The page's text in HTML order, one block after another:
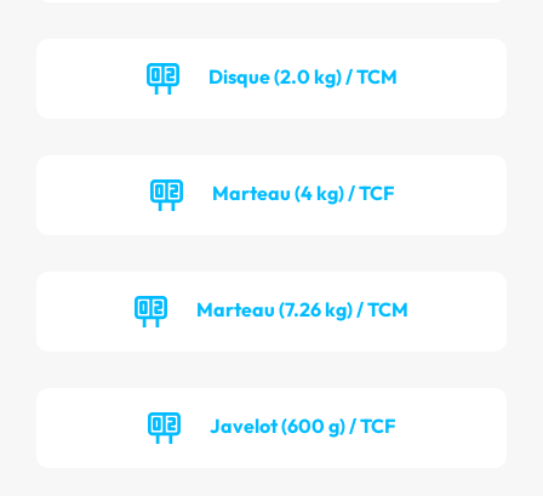
Disque (2.0 kg) / TCM
Marteau (4 kg) / TCF
Marteau (7.26 kg) / TCM
Javelot (600 g) / TCF